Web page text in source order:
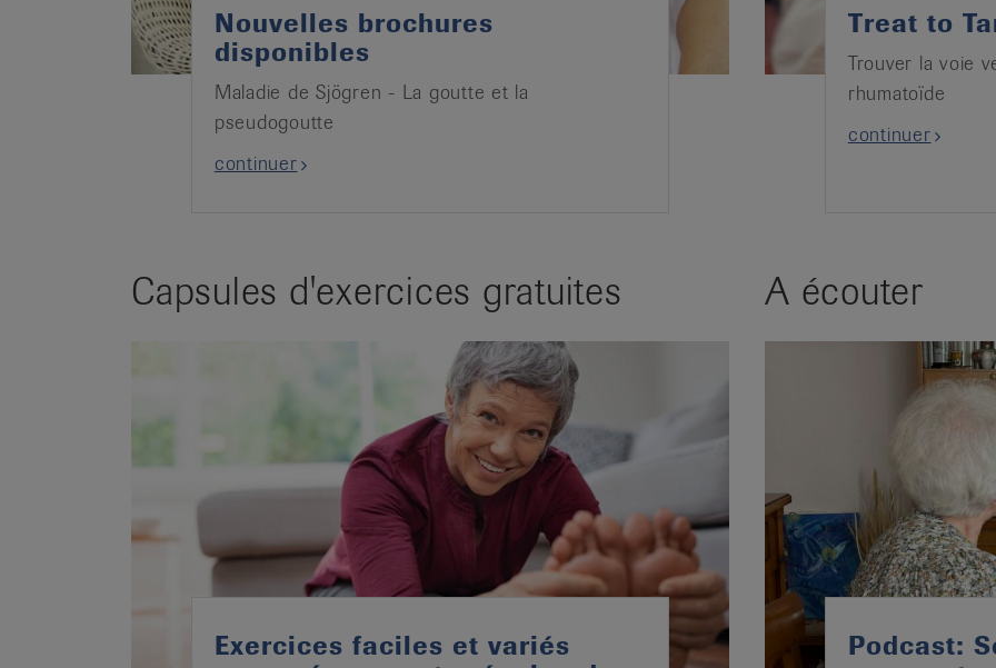
Nouvelles brochures
disponibles
Maladie de Sjögren - La goutte et la
pseudogoutte
continuer
Treat to
Trouver la voie
rhumatoïde
continuer
Capsules d'exercices gratuites
Exercices faciles et variés
A écouter
Podcast: